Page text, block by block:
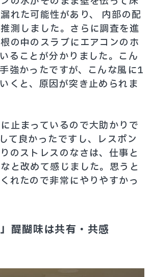
れた可能性があり、 内部の配
測しました。さらに調査を進
の中のスラブにエアコンのホ
ることが分かりました。こん
強かったですが、こんな風に1
くと、原因が突き止められま
止まっているので大助かりで
て良かったですし、レスポン
のストレスのなさは、仕事と
と改めて感じました。思うと
れたので非常にやりやすかっ
醍醐味は共有・共感